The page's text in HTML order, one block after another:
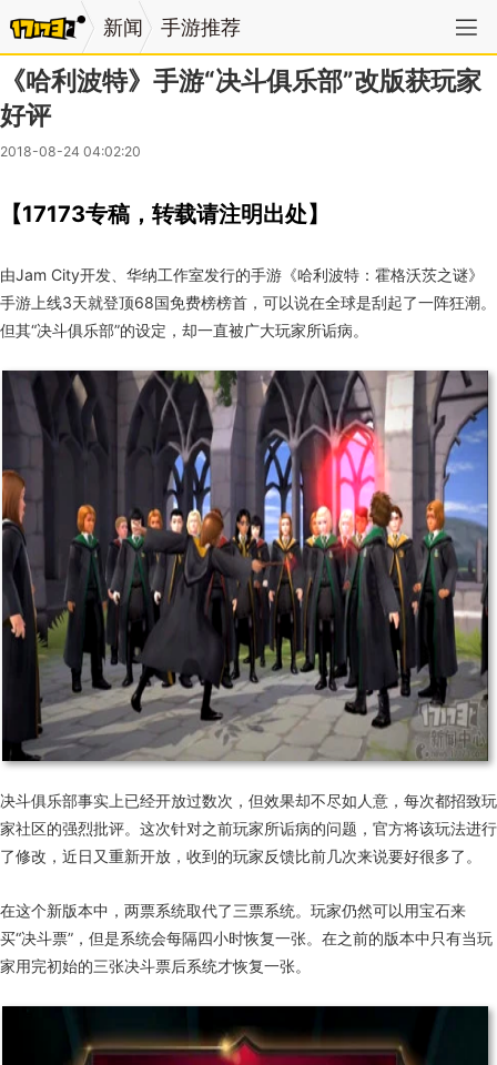
新闻 手游推荐
《哈利波特》手游“决斗俱乐部”改版获玩家
好评
2018-08-24 04:02:20
【17173专稿，转载请注明出处】
由Jam City开发、华纳工作室发行的手游《哈利波特：霍格沃茨之谜》
手游上线3天就登顶68国免费榜榜首，可以说在全球是刮起了一阵狂潮。
但其“决斗俱乐部”的设定，却一直被广大玩家所诟病。
决斗俱乐部事实上已经开放过数次，但效果却不尽如人意，每次都招致玩
家社区的强烈批评。这次针对之前玩家所诟病的问题，官方将该玩法进行
了修改，近日又重新开放，收到的玩家反馈比前几次来说要好很多了。
在这个新版本中，两票系统取代了三票系统。玩家仍然可以用宝石来
买“决斗票”，但是系统会每隔四小时恢复一张。在之前的版本中只有当玩
家用完初始的三张决斗票后系统才恢复一张。